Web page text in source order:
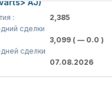
AJ)
2,385
сделки
3,099( — 0.0 )
сделки
07.08.2026